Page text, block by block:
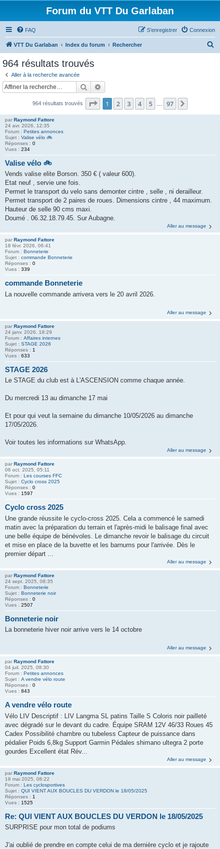
Forum du VTT Du Garlaban
FAQ Connexion
S’enregistrer
VTT Du Garlaban Index du forum Rechercher
c
964 résultats trouvés
Aller à la recherche avancée
Rechercher
964 résultats trouvés Page 1sur97
1 2 3 4 5 97
par Raymond Fattore
24 avr. 2026, 12:35
Forum : Petites annonces
Sujet : Valise vélo 🚲
Réponses : 0
Vues : 234
Valise vélo 🚲
Vends valise elite Borson. 350 € ( valeur 600).
Etat neuf , servie une fois.
Permet le transport du velo sans demonter cintre , selle , ni derailleur.
Permet transport de 2 paires de roues. Dimensions cintre , 44 maximum.
Hauteur de selle 90 cms maxi.
Doumé . 06.32.18.79.45. Sur Aubagne.
Aller au message
par Raymond Fattore
18 févr. 2026, 06:41
Forum : Bonneterie
Sujet : commande Bonneterie
Réponses : 0
Vues : 339
commande Bonneterie
La nouvelle commande arrivera vers le 20 avril 2026.
Aller au message
par Raymond Fattore
24 janv. 2026, 18:29
Forum : Affaires internes
Sujet : STAGE 2026
Réponses : 1
Vues : 633
STAGE 2026
Le STAGE du club est à L'ASCENSION comme chaque année.
Du mercredi 13 au dimanche 17 mai
Et pour qui veut la semaine du dimanche 10/05/2026 au dimanche
17/05/2026.
Voir toutes les informations sur WhatsApp.
Aller au message
par Raymond Fattore
06 oct. 2025, 05:11
Forum : Les courses FFC
Sujet : Cyclo cross 2025
Réponses : 0
Vues : 1597
Cyclo cross 2025
Une grande réussite le cyclo-cross 2025. Cela a commencé le samedi
matin avec la préparation du terrain et l'après-midi le balisage final avec
une belle équipe de bénévoles. Le dimanche revoir le balisage du circuit
et mise en place de la buvette et les barnums pour l'arrivée. Dès le
premier départ ...
Aller au message
par Raymond Fattore
24 sept. 2025, 08:35
Forum : Bonneterie
Sujet : Bonneterie noir
Réponses : 0
Vues : 2507
Bonneterie noir
La bonneterie hiver noir arrive vers le 14 octobre
Aller au message
par Raymond Fattore
04 juil. 2025, 08:30
Forum : Petites annonces
Sujet : A vendre vélo route
Réponses : 0
Vues : 843
A vendre vélo route
Vélo LIV Descriptif : LIV Langma SL patins Taille S Coloris noir pailleté
avec dégradé sur le devant du cadre. Équipe SRAM 12V 46/33 Roues 45
Cadex Possibilité chambre ou tubeless Capteur de puissance dans
pédalier Poids 6,8kg Support Garmin Pédales shimano ultegra 2 porte
gourdes Excellent état Rév...
Aller au message
par Raymond Fattore
19 mai 2025, 08:22
Forum : Les cyclosportives
Sujet : QUI VIENT AUX BOUCLES DU VERDON le 18/05/2025
Réponses : 1
Vues : 1525
Re: QUI VIENT AUX BOUCLES DU VERDON le 18/05/2025
SURPRISE pour mon total de podiums
J'ai oublié de prendre en compte celui de ma dernière cyclo et je rajoute